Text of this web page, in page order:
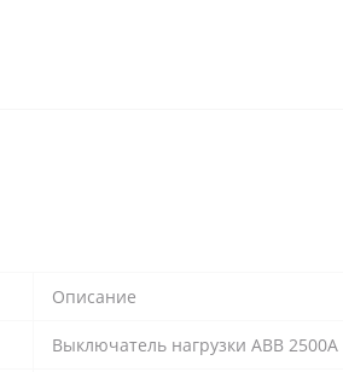
Описание
Выключатель нагрузки ABB 2500А